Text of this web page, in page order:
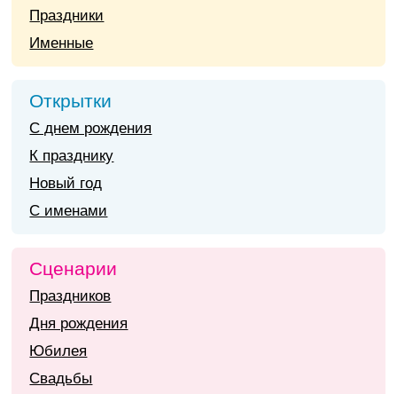
Праздники
Именные
Открытки
С днем рождения
К празднику
Новый год
С именами
Сценарии
Праздников
Дня рождения
Юбилея
Свадьбы